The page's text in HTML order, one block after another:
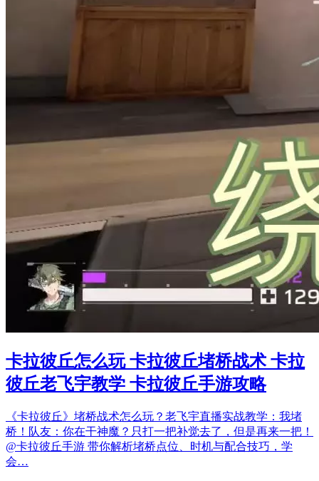
卡拉彼丘怎么玩 卡拉彼丘堵桥战术 卡拉
彼丘老飞宇教学 卡拉彼丘手游攻略
《卡拉彼丘》堵桥战术怎么玩？老飞宇直播实战教学：我堵
桥！队友：你在干神魔？只打一把补觉去了，但是再来一把！
@卡拉彼丘手游 带你解析堵桥点位、时机与配合技巧，学
会…